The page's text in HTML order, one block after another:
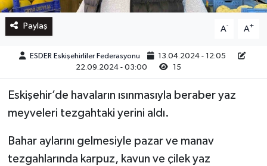
Paylaş A- A+
ESDER Eskişehirliler Federasyonu
13.04.2024 - 12:05
22.09.2024 - 03:00
15
Eskişehir’de havaların ısınmasıyla beraber yaz
meyveleri tezgahtaki yerini aldı.
Bahar aylarını gelmesiyle pazar ve manav
tezgahlarında karpuz, kavun ve çilek yaz